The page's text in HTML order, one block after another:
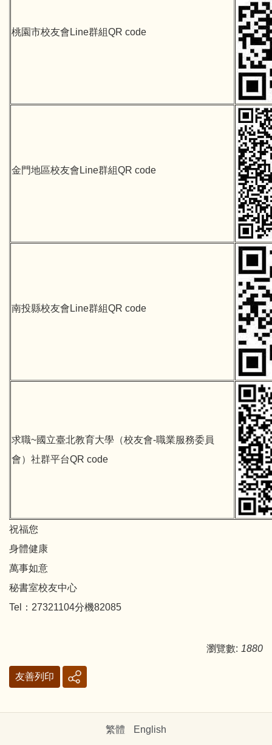
桃園市校友會Line群組QR code
金門地區校友會Line群組QR code
南投縣校友會Line群組QR code
求職~國立臺北教育大學（校友會-職業服務委員
會）社群平台QR code
祝福您
身體健康
萬事如意
秘書室校友中心
Tel：27321104分機82085
瀏覽數: 1880
友善列印
繁體 English